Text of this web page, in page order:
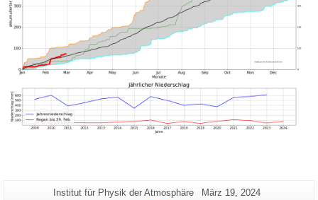
Zusätzliche
Seiten-
Institut für Physik der Atmosphäre
Letzte
März 19, 2024